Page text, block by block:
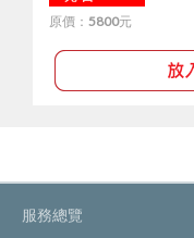
原價： 5800元
服務總覽